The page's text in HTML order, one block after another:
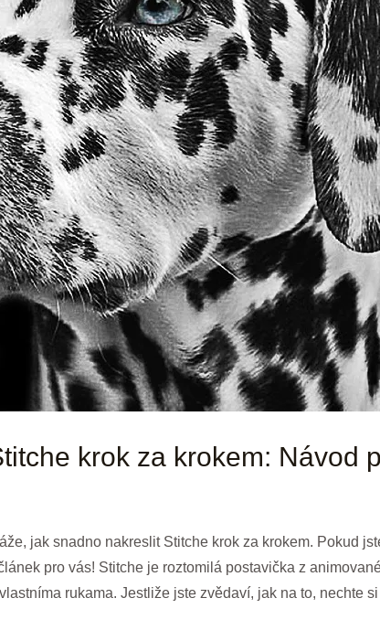
krok za krokem: Návod
jak snadno nakreslit Stitche krok za krokem. Pokud
pro vás! Stitche je roztomilá postavička z
rukama. Jestliže jste zvědaví, jak na to, nechte